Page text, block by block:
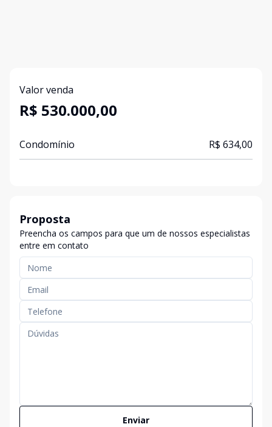
Valor venda
R$ 530.000,00
Condomínio R$ 634,00
Proposta
Preencha os campos para que um de nossos especialistas
entre em contato
Enviar